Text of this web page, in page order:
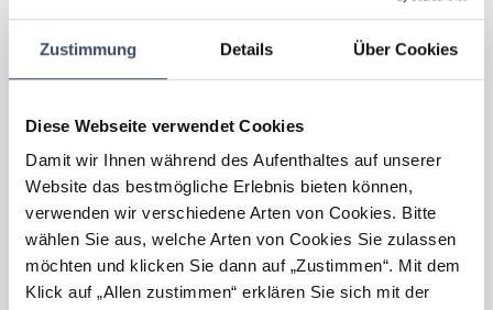
Zustimmung Details Über Cookies
Diese Webseite verwendet Cookies
Damit wir Ihnen während des Aufenthaltes auf unserer
Website das bestmögliche Erlebnis bieten können,
verwenden wir verschiedene Arten von Cookies. Bitte
wählen Sie aus, welche Arten von Cookies Sie zulassen
möchten und klicken Sie dann auf „Zustimmen“. Mit dem
Klick auf „Allen zustimmen“ erklären Sie sich mit der
Ihr Unternehmendurch
„Familienfreundlichkeit”
ergeben?
die Zufriedenheit am Arbeitsplatz und
stärken die Loyalität der MitarbeiterInnen
zum Unternehmen. Unsere Maßnahmen
kommen allen MitarbeiterInnen im
Betreuungspflichten bestehen oder nicht.
Freundliche, zufriedene und kompetent
geführte MitarbeiterInnen, die Interesse und